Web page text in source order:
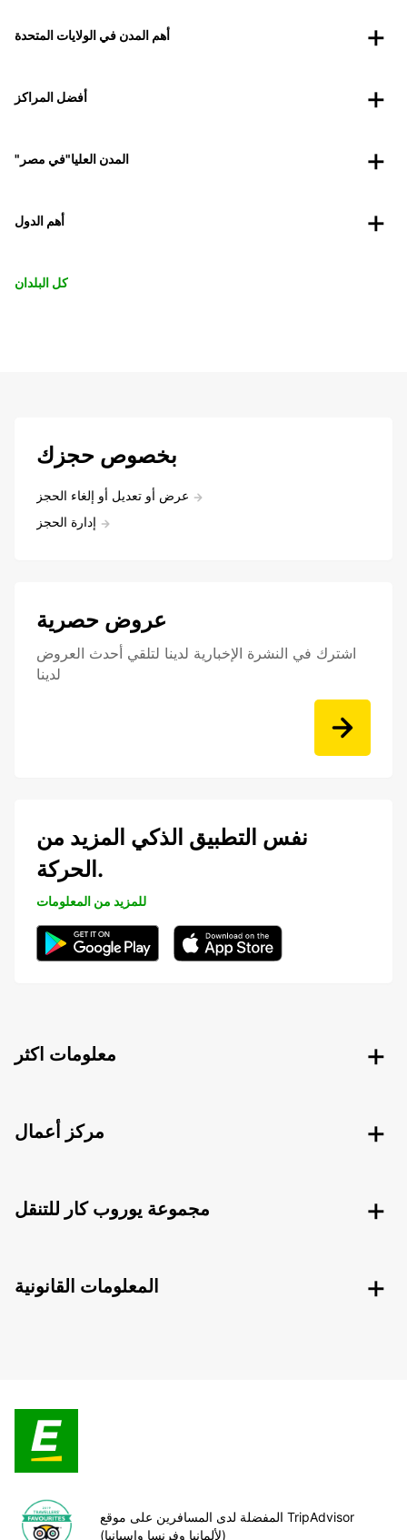
أهم المدن في الولايات المتحدة
أفضل المراكز
"المدن العليا"في مصر
أهم الدول
كل البلدان
بخصوص حجزك
عرض أو تعديل أو إلغاء الحجز
إدارة الحجز
عروض حصرية
اشترك في النشرة الإخبارية لدينا لتلقي أحدث العروض
لدينا
نفس التطبيق الذكي المزيد من
الحركة.
للمزيد من المعلومات
معلومات اكثر
مركز أعمال
مجموعة يوروب كار للتنقل
المعلومات القانونية
المفضلة لدى المسافرين على موقع TripAdvisor
(لألمانيا وفرنسا وإسبانيا)